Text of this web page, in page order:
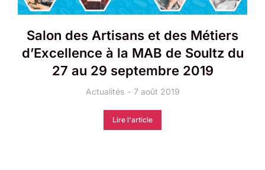
Salon des Artisans et des Métiers
d’Excellence à la MAB de Soultz du
27 au 29 septembre 2019
Actualités 7 août 2019
Lire l'article